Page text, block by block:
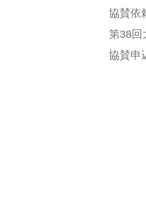
協賛依
第38回
協賛申